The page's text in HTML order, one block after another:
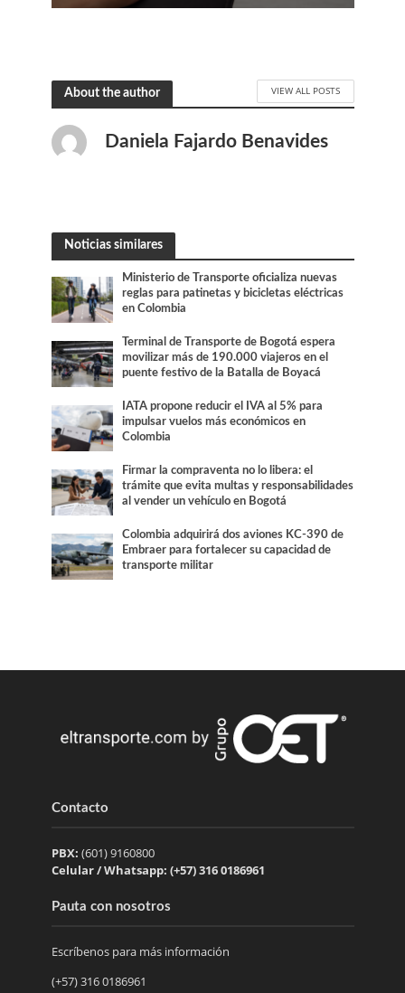
About the author VIEW ALL POSTS
Daniela Fajardo Benavides
Noticias similares
Ministerio de Transporte oficializa nuevas
reglas para patinetas y bicicletas eléctricas
en Colombia
Terminal de Transporte de Bogotá espera
movilizar más de 190.000 viajeros en el
puente festivo de la Batalla de Boyacá
IATA propone reducir el IVA al 5% para
impulsar vuelos más económicos en
Colombia
Firmar la compraventa no lo libera: el
trámite que evita multas y responsabilidades
al vender un vehículo en Bogotá
Colombia adquirirá dos aviones KC-390 de
Embraer para fortalecer su capacidad de
transporte militar
Contacto
PBX: (601) 9160800
Celular / Whatsapp: (+57) 316 0186961
Pauta con nosotros
Escríbenos para más información
(+57) 316 0186961